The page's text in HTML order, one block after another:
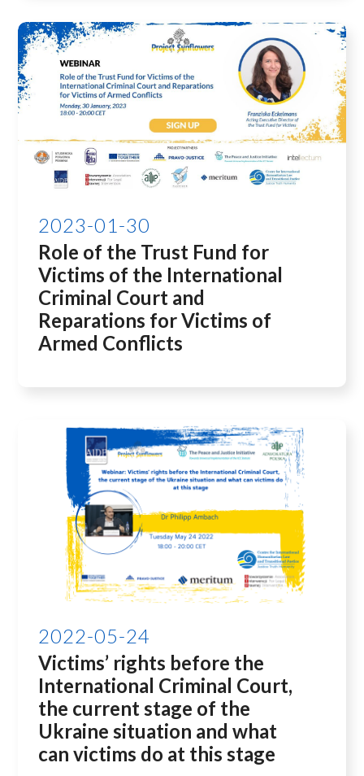
2023-01-30
Role of the Trust Fund for
Victims of the International
Criminal Court and
Reparations for Victims of
Armed Conflicts
2022-05-24
Victims’ rights before the
International Criminal Court,
the current stage of the
Ukraine situation and what
can victims do at this stage